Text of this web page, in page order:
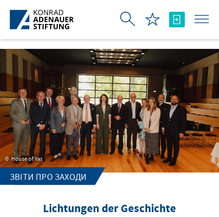
Skip to Main Content
House of Yas
ЗВІТИ ПРО ЗАХОДИ
Lichtungen der Geschichte